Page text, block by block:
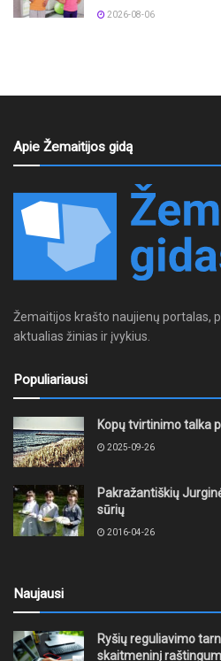
2026-08-06
Apie Žemaitijos gidą
Žemaitijos krašto naujienų portalas,
aktualias žinias ir įvykius.
Populiariausi
Kopų tvirtinimo talka
2025-09-26
Pakražantiškių
sūrių
2016-04-26
Naujausi
Ryšių reguliavimo
skaitmeninį